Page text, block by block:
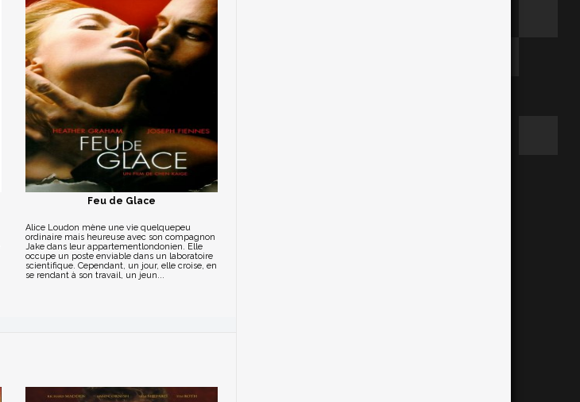
Feu de Glace
Alice Loudon mène une vie quelquepeu
ordinaire mais heureuse avec son compagnon
Jake dans leur appartementlondonien. Elle
occupe un poste enviable dans un laboratoire
scientifique. Cependant, un jour, elle croise, en
se rendant à son travail, un jeun...